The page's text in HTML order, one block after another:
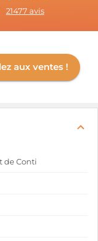
21477 avis
aux ventes !
de Conti